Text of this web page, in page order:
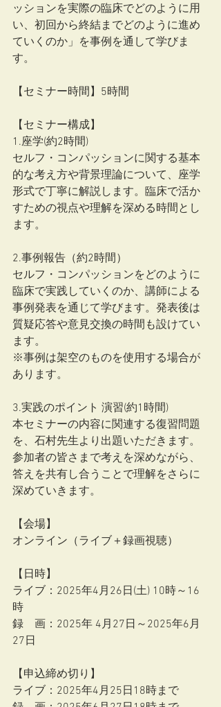
ッションを実際の臨床でどのように用
い、初回から終結までどのように進め
ていくのか」を事例を通して学びま
す。
【セミナー時間】5時間
【セミナー構成】
1.座学(約2時間)
セルフ・コンパッションに関する基本
的な考え方や背景理論について、座学
形式で丁寧に解説します。臨床で活か
すための視点や理解を深める時間とし
ます。
2.事例報告（約2時間）
セルフ・コンパッションをどのように
臨床で実践していくのか、講師による
事例発表を通じて学びます。発表後は
質疑応答や意見交換の時間も設けてい
ます。
※事例は架空のものを使用する場合が
あります。
3.実践のポイント 演習(約1時間)
本セミナーの内容に関連する復習問題
を、石村先生より出題いただきます。
参加者の皆さまで考えを深めながら、
答えを共有し合うことで理解をさらに
深めていきます。
【会場】
オンライン（ライブ＋録画視聴）
【日時】
ライブ：2025年4月26日(土) 10時～16
時
録　画：2025年 4月27日～2025年6月
27日
【申込締め切り】
ライブ：2025年4月25日18時まで